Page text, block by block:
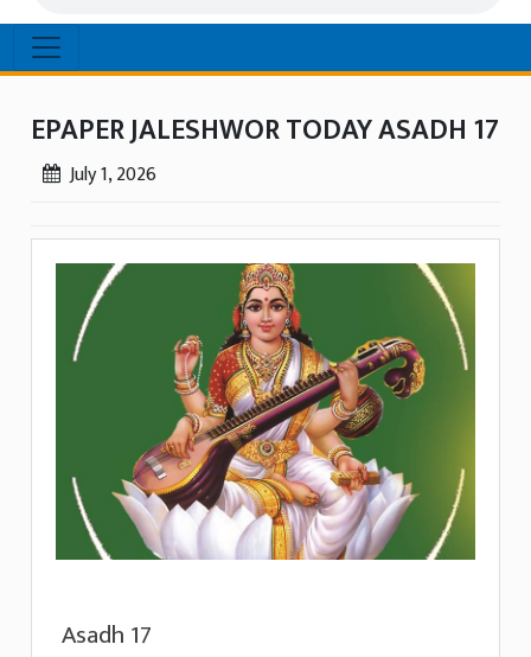
EPAPER JALESHWOR TODAY ASADH 17
July 1, 2026
Asadh 17